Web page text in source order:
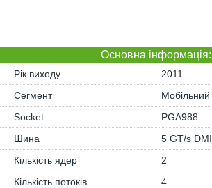
Основна iнформація:
Рік виходу
2011
Сегмент
Мобільний
Socket
PGA988
Шина
5 GT/s DMI
Кількість ядер
2
Кількість потоків
4